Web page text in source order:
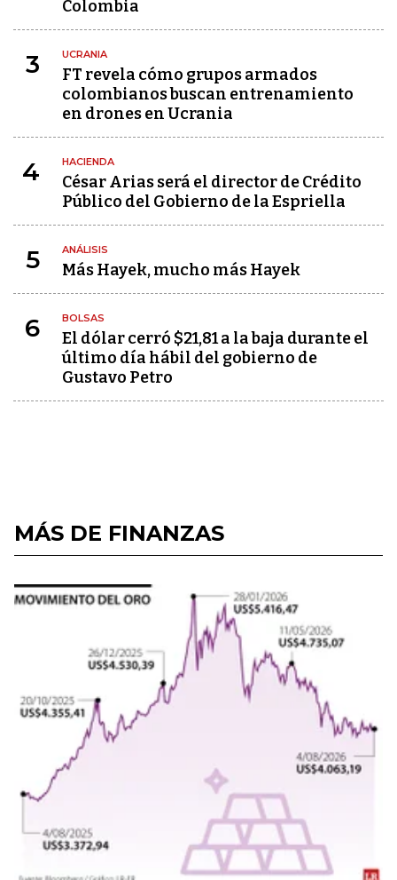
Colombia
3 UCRANIA
FT revela cómo grupos armados
colombianos buscan entrenamiento
en drones en Ucrania
4 HACIENDA
César Arias será el director de Crédito
Público del Gobierno de la Espriella
5 ANÁLISIS
Más Hayek, mucho más Hayek
6 BOLSAS
El dólar cerró $21,81 a la baja durante el
último día hábil del gobierno de
Gustavo Petro
MÁS DE FINANZAS